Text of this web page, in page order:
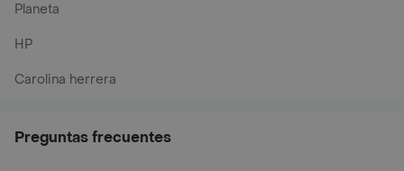
Planeta
HP
Carolina herrera
Preguntas frecuentes